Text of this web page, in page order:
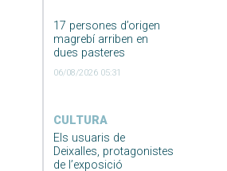
17 persones d’origen
magrebí arriben en
dues pasteres
06/08/2026 05:31
CULTURA
Els usuaris de
Deixalles, protagonistes
de l’exposició